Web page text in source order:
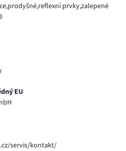
prvky,zalepené
EU
servis/kontakt/